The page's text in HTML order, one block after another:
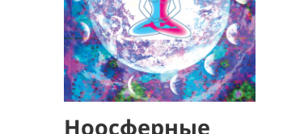
Ноосферные